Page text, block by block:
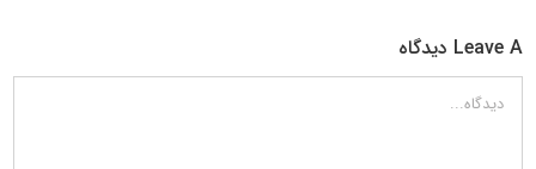
Leave A دیدگاه
دیدگاه